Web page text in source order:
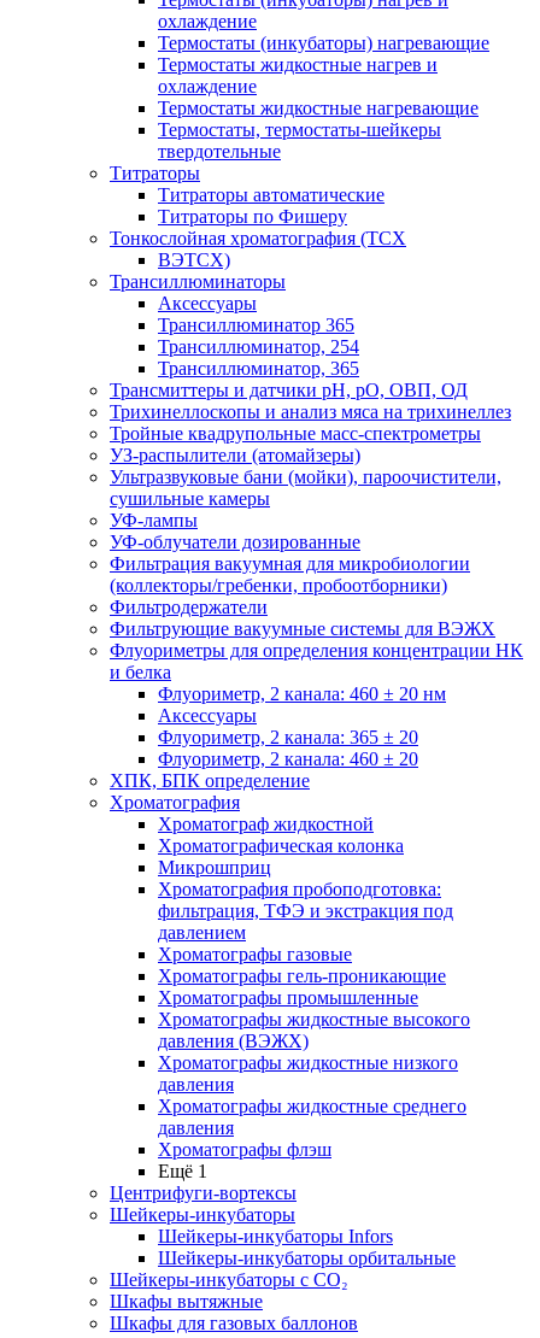
охлаждение
Термостаты (инкубаторы) нагревающие
Термостаты жидкостные нагрев и
охлаждение
Термостаты жидкостные нагревающие
Термостаты, термостаты-шейкеры
твердотельные
Титраторы
Титраторы автоматические
Титраторы по Фишеру
Тонкослойная хроматография (ТСХ
ВЭТСХ)
Трансиллюминаторы
Аксессуары
Трансиллюминатор 365
Трансиллюминатор, 254
Трансиллюминатор, 365
Трансмиттеры и датчики рН, рО, ОВП, ОД
Трихинеллоскопы и анализ мяса на трихинеллез
Тройные квадрупольные масс-спектрометры
УЗ-распылители (атомайзеры)
Ультразвуковые бани (мойки), пароочистители,
сушильные камеры
УФ-лампы
УФ-облучатели дозированные
Фильтрация вакуумная для микробиологии
(коллекторы/гребенки, пробоотборники)
Фильтродержатели
Фильтрующие вакуумные системы для ВЭЖХ
Флуориметры для определения концентрации НК
и белка
Флуориметр, 2 канала: 460 ± 20 нм
Аксессуары
Флуориметр, 2 канала: 365 ± 20
Флуориметр, 2 канала: 460 ± 20
ХПК, БПК определение
Хроматография
Хроматограф жидкостной
Хроматографическая колонка
Микрошприц
Хроматография пробоподготовка:
фильтрация, ТФЭ и экстракция под
давлением
Хроматографы газовые
Хроматографы гель-проникающие
Хроматографы промышленные
Хроматографы жидкостные высокого
давления (ВЭЖХ)
Хроматографы жидкостные низкого
давления
Хроматографы жидкостные среднего
давления
Хроматографы флэш
Ещё 1
Центрифуги-вортексы
Шейкеры-инкубаторы
Шейкеры-инкубаторы Infors
Шейкеры-инкубаторы орбитальные
Шейкеры-инкубаторы с CО₂
Шкафы вытяжные
Шкафы для газовых баллонов